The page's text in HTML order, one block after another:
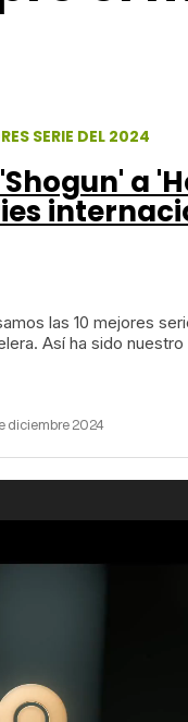
SERIE DEL 2024
a
las 10 mejores
Así ha sido
diciembre 2024